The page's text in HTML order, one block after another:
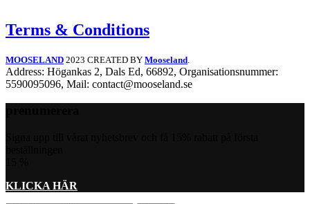
Terms & Conditions
MOOSELAND 2023 CREATED BY Mooseland
Address: Högankas 2, Dals Ed, 66892, Organisationsnummer:
5590095096, Mail: contact@mooseland.se
KLICKA HÄR